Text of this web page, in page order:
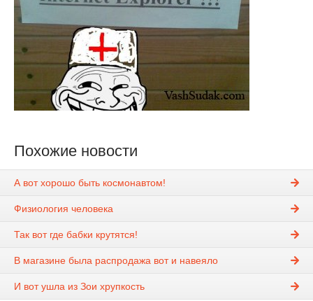
Похожие новости
А вот хорошо быть космонавтом!
Физиология человека
Так вот где бабки крутятся!
В магазине была распродажа вот и навеяло
И вот ушла из Зои хрупкость